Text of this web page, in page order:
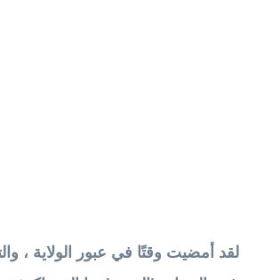
لقد أمضيت وقتًا في عبور الولاية ،